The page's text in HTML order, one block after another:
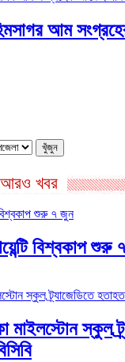
আম
খুঁজুন
আরও খবর
বিশ্বকাপ শুরু
মাইলস্টোন স্কুল